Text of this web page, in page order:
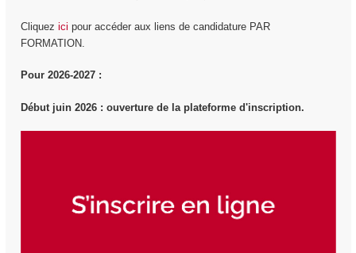
Cliquez ici pour accéder aux liens de candidature PAR
FORMATION.
Pour 2026-2027 :
Début juin 2026 : ouverture de la plateforme d'inscription.